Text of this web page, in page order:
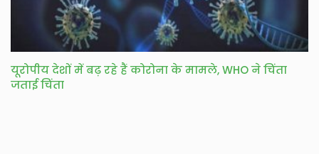
​यूरोपीय देशों में बढ़ रहे हैं कोरोना के मामले, WHO ने चिंता
जताई चिंता